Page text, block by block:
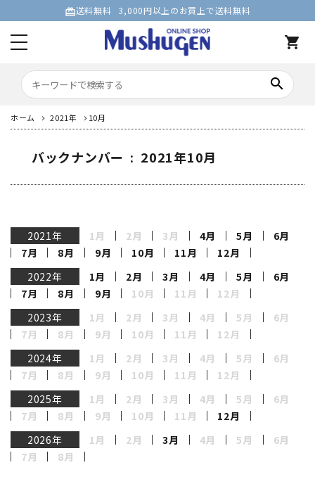
card_giftcard送料無料 3,000円以上のお買上で送料無料
shopping_cart
search
ホーム 2021年 10月
バックナンバー : 2021年10月
2021年 1月 2月 3月 4月 5月
6月
7月
8月 9月 10月 11月
12月
2022年
1月 2月 3月 4月 5月
6月
7月
8月 9月 10月 11月
12月
2023年
1月 2月 3月 4月 5月
6月
7月
8月 9月 10月 11月
12月
2024年
1月 2月 3月 4月 5月
6月
7月
8月 9月 10月 11月
12月
2025年
1月 2月 3月 4月 5月
6月
7月
8月 9月 10月 11月
12月
2026年
1月 2月 3月 4月 5月
6月
7月
8月